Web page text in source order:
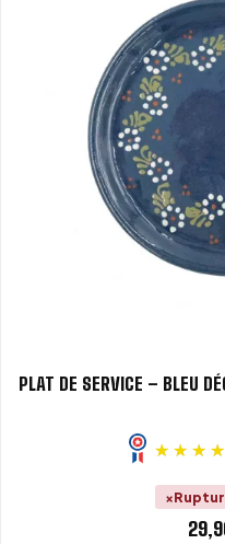
PLAT DE SERVICE – BLEU